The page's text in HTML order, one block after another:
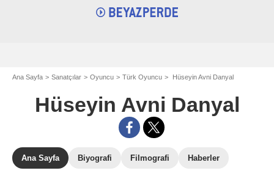
Ana Sayfa Sanatçılar Oyuncu Türk Oyuncu Hüseyin Avni Danyal
Hüseyin Avni Danyal
Ana Sayfa Biyografi Filmografi Haberler